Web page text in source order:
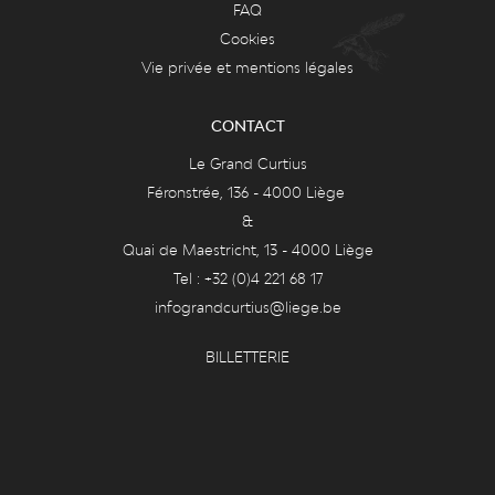
FAQ
Cookies
Vie privée et mentions légales
CONTACT
Le Grand Curtius
Féronstrée, 136 - 4000 Liège
&
Quai de Maestricht, 13 - 4000 Liège
Tel : +32 (0)4 221 68 17
infograndcurtius@liege.be
BILLETTERIE